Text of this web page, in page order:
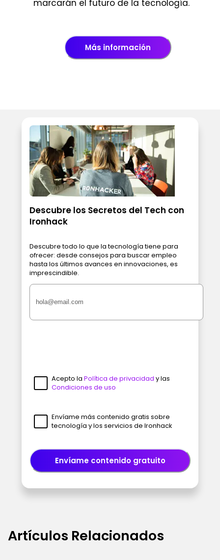
marcarán el futuro de la tecnología.
Más información
Descubre los Secretos del Tech con
Ironhack
Descubre todo lo que la tecnología tiene para
ofrecer: desde consejos para buscar empleo
hasta los últimos avances en innovaciones, es
imprescindible.
Acepto la Política de privacidad y las
Condiciones de uso
Envíame más contenido gratis sobre
tecnología y los servicios de Ironhack
Envíame contenido gratuito
Artículos Relacionados